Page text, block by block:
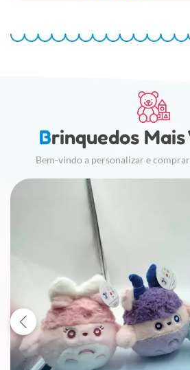
Brinquedos
Bem-vindo a personalizar e